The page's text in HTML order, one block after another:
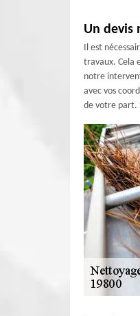
Un devis
Il est
travaux. Cela
notre
avec vos
de votre part.